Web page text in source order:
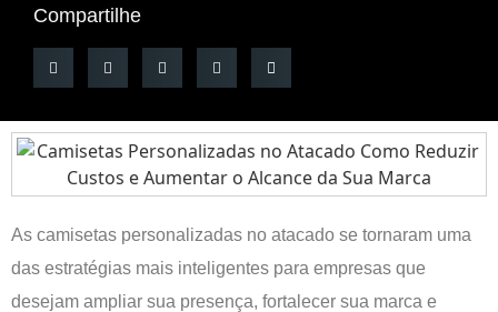
Compartilhe
As camisetas personalizadas no atacado se tornaram uma
das estratégias mais inteligentes para empresas que
desejam ampliar sua presença, fortalecer sua marca e